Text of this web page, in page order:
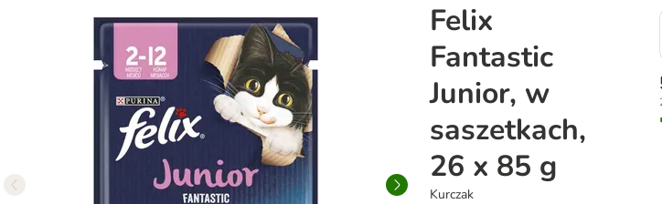
Felix
Fantastic
Junior, w
saszetkach,
26 x 85 g
Kurczak